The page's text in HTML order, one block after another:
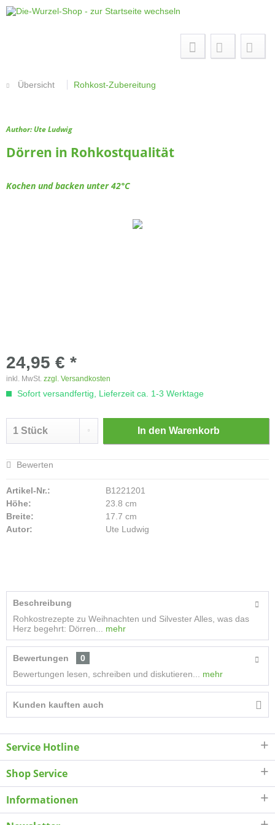
Übersicht Rohkost-Zubereitung
Author: Ute Ludwig
Dörren in Rohkostqualität
Kochen und backen unter 42°C
24,95 € *
inkl. MwSt. zzgl. Versandkosten
Sofort versandfertig, Lieferzeit ca. 1-3 Werktage
In den Warenkorb
Bewerten
Artikel-Nr.:
B1221201
Höhe:
23.8 cm
Breite:
17.7 cm
Autor:
Ute Ludwig
Beschreibung
Rohkostrezepte zu Weihnachten und Silvester Alles, was das
Herz begehrt: Dörren...
mehr
Bewertungen
0
Bewertungen lesen, schreiben und diskutieren...
mehr
Kunden kauften auch
Service Hotline
Shop Service
Informationen